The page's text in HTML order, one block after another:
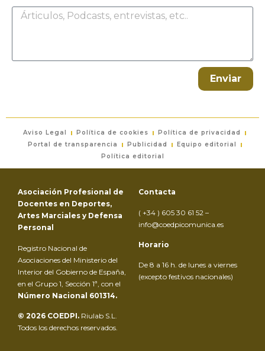
Enviar
Aviso Legal Política de cookies
Política de privacidad
Portal de transparencia
Publicidad
Equipo editorial
Política editorial
Asociación Profesional de
Docentes en Deportes,
Artes Marciales y Defensa
Personal
Registro Nacional de
Asociaciones del Ministerio del
Interior del Gobierno de España,
en el Grupo 1, Sección 1ª, con el
Número Nacional 601314.
© 2026 COEDPI. Riulab S.L.
Todos los derechos reservados.
Contacta
( +34 ) 605 30 61 52 –
info@coedpicomunica.es
Horario
De 8 a 16 h. de lunes a viernes
(excepto festivos nacionales)